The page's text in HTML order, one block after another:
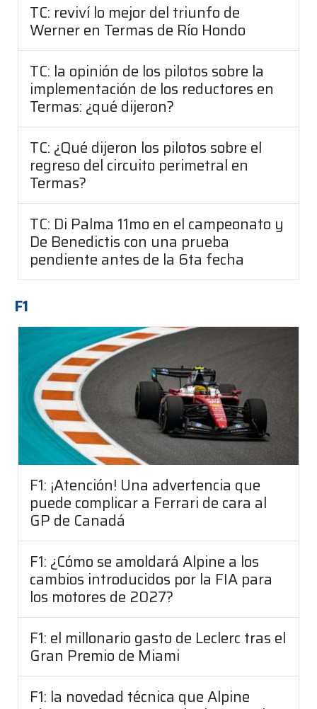
TC: reviví lo mejor del triunfo de
Werner en Termas de Río Hondo
TC: la opinión de los pilotos sobre la
implementación de los reductores en
Termas: ¿qué dijeron?
TC: ¿Qué dijeron los pilotos sobre el
regreso del circuito perimetral en
Termas?
TC: Di Palma 11mo en el campeonato y
De Benedictis con una prueba
pendiente antes de la 6ta fecha
F1
F1: ¡Atención! Una advertencia que
puede complicar a Ferrari de cara al
GP de Canadá
F1: ¿Cómo se amoldará Alpine a los
cambios introducidos por la FIA para
los motores de 2027?
F1: el millonario gasto de Leclerc tras el
Gran Premio de Miami
F1: la novedad técnica que Alpine